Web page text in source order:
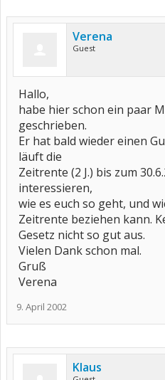
Verena
Guest
Hallo,
habe hier schon ein paar
geschrieben.
Er hat bald wieder einen
läuft die
Zeitrente (2 J.) bis zum
interessieren,
wie es euch so geht, und
Zeitrente beziehen kann.
Gesetz nicht so gut aus.
Vielen Dank schon mal.
Gruß
Verena
9. April 2002
Klaus